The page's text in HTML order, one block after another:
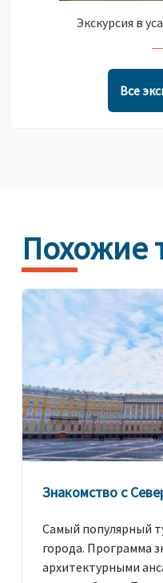
Экскурсия в
Все
Похожие
Знакомство с
Самый популярный
города. Программа
архитектурными